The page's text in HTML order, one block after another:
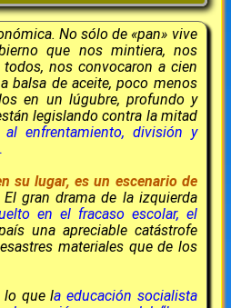
No sólo de «pan» vive
que nos mintiera, nos
nos convocaron a cien
balsa de aceite, poco menos
en un lúgubre, profundo y
legislando contra la mitad
enfrentamiento, división y
su lugar, es un escenario de
El gran drama de la izquierda
en el fracaso escolar, el
una apreciable catástrofe
materiales que de los
lo que la educación socialista